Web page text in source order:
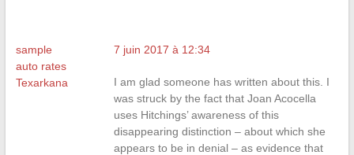
sample
auto rates
Texarkana
7 juin 2017 à 12:34
I am glad someone has written about this. I
was struck by the fact that Joan Acocella
uses Hitchings’ awareness of this
disappearing distinction – about which she
appears to be in denial – as evidence that